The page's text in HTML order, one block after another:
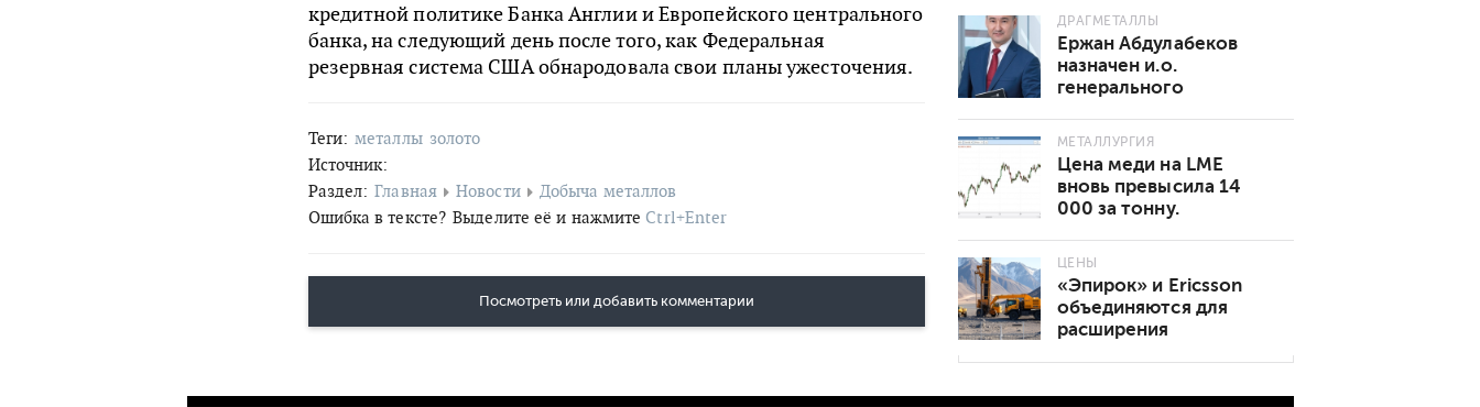
кредитной политике Банка Англии и Европейского центрального
банка, на следующий день после того, как Федеральная
резервная система США обнародовала свои планы ужесточения.
Теги: металлы золото
Источник:
Раздел: Главная Новости
Добыча металлов
Ошибка в тексте? Выделите её и нажмите Ctrl+Enter
Посмотреть или добавить комментарии
руды в год
ДРАГМЕТАЛЛЫ
Ержан Абдулабеков
назначен и.о.
генерального
МЕТАЛЛУРГИЯ
Цена меди на LME
вновь превысила 14
000 за тонну.
роста
ЦЕНЫ
«Эпирок» и Ericsson
объединяются для
расширения
горнодобывающей